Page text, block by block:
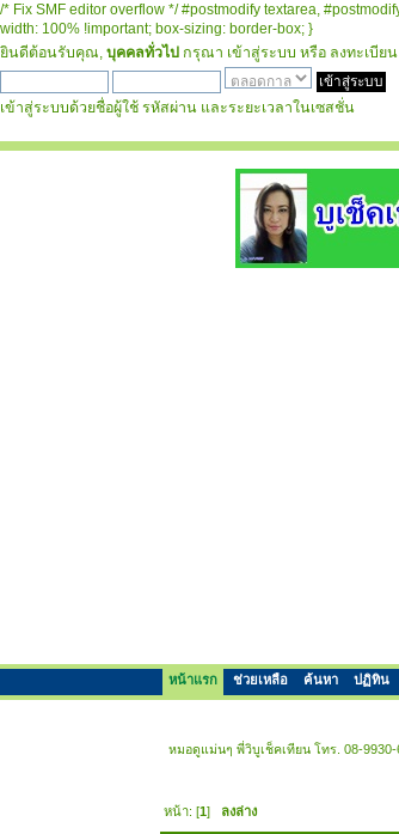
/* Fix SMF editor overflow */ #postmodify textarea,
width: 100% !important; box-sizing: border-box; }
ยินดีต้อนรับคุณ, บุคคลทั่วไป กรุณา เข้าสู่ระบบ หรือ ลงทะเบียน
เข้าสู่ระบบด้วยชื่อผู้ใช้ รหัสผ่าน และระยะเวลาในเซสชั่น
หน้าแรก ช่วยเหลือ ค้นหา ปฏิทิน
หมอดูแม่นๆ พี่วิบูเช็คเทียน โทร. 08-9930-
หน้า: [1] ลงล่าง